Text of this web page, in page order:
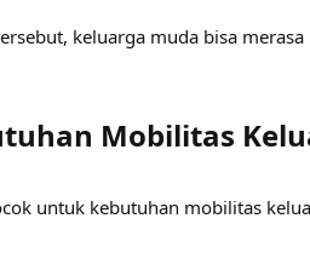
keluarga muda bisa
Mobilitas
untuk kebutuhan mobilitas